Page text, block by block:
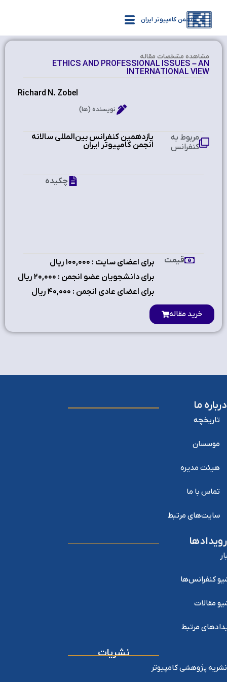
انجمن کامپیوتر ایران
مشاهده‌ مشخصات مقاله
ETHICS AND PROFESSIONAL ISSUES – AN
INTERNATIONAL VIEW
Richard N. Zobel
نویسنده (ها)
یازدهمین کنفرانس بین‌المللی سالانه
انجمن کامپیوتر ایران
مربوط به
کنفرانس
چکیده
برای اعضای سایت : ۱٠٠,٠٠٠ ریال
برای دانشجویان عضو انجمن : ۲٠,٠٠٠ ریال
برای اعضای عادی انجمن : ۴٠,٠٠٠ ریال
قیمت
خرید مقاله
درباره ما
تاریخچه
موسسان
هیئت مدیره
تماس با ما
سایت‌های مرتبط
رویدادها
کنفرانس‌ها
مقالات
مرتبط
نشریات
نشریه پژوهشی کامپیوتر